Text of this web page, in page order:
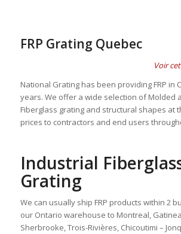
FRP Grating Quebec
Voir
National Grating has been providing FRP in
years. We offer a wide selection of Molded
Fiberglass grating and structural shapes at
prices to contractors and end users
Industrial
Grating
We can usually ship FRP products within 2
our Ontario warehouse to Montreal,
Sherbrooke, Trois-Rivières, Chicoutimi –